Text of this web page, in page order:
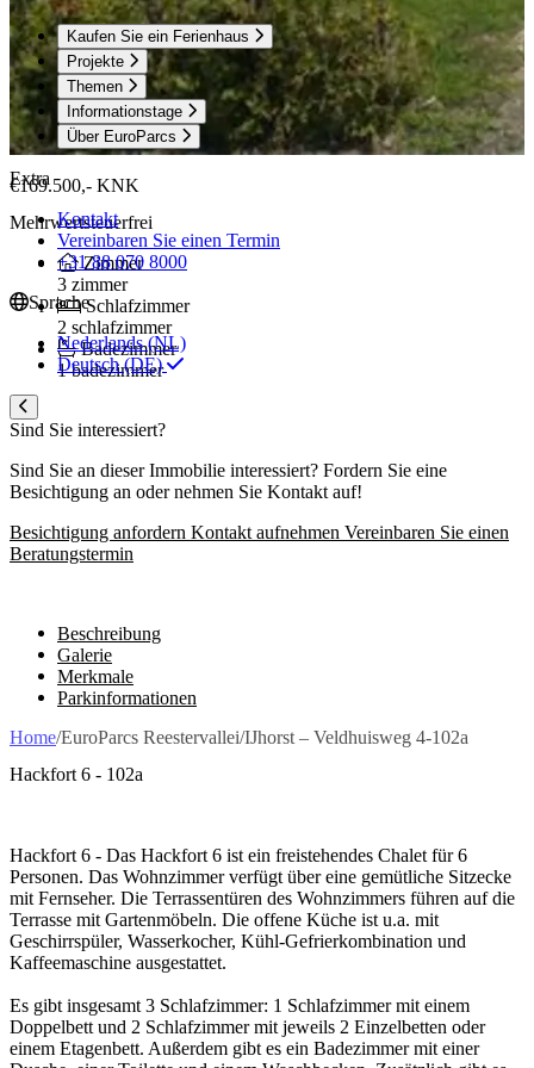
Kaufen Sie ein Ferienhaus
Projekte
Themen
Informationstage
Über EuroParcs
Extra
Kontakt
Vereinbaren Sie einen Termin
+31 88 070 8000
Sprache
Nederlands (NL)
Deutsch (DE)
€169.500,- KNK
Mehrwertsteuerfrei
Zimmer
3 zimmer
Schlafzimmer
2 schlafzimmer
Badezimmer
1 badezimmer
Sind Sie interessiert?
Sind Sie an dieser Immobilie interessiert? Fordern Sie eine
Besichtigung an oder nehmen Sie Kontakt auf!
Besichtigung anfordern Kontakt aufnehmen Vereinbaren Sie einen
Beratungstermin
Beschreibung
Galerie
Merkmale
Parkinformationen
Home/EuroParcs Reestervallei/IJhorst – Veldhuisweg 4-102a
Hackfort 6 - 102a
Hackfort 6 - Das Hackfort 6 ist ein freistehendes Chalet für 6
Personen. Das Wohnzimmer verfügt über eine gemütliche Sitzecke
mit Fernseher. Die Terrassentüren des Wohnzimmers führen auf die
Terrasse mit Gartenmöbeln. Die offene Küche ist u.a. mit
Geschirrspüler, Wasserkocher, Kühl-Gefrierkombination und
Kaffeemaschine ausgestattet.
Es gibt insgesamt 3 Schlafzimmer: 1 Schlafzimmer mit einem
Doppelbett und 2 Schlafzimmer mit jeweils 2 Einzelbetten oder
einem Etagenbett. Außerdem gibt es ein Badezimmer mit einer